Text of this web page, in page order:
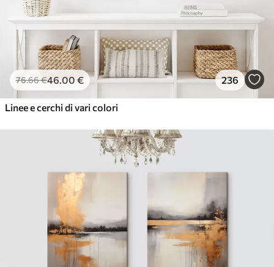
76.66€46.00 € 236
Linee e cerchi di vari colori